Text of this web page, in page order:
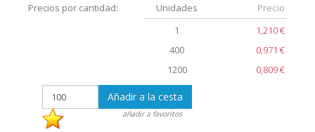
Precios por cantidad:
Unidades
Precio
1
1,210 €
400
0,971 €
1200
0,809 €
Añadir a la cesta
añadir a favoritos